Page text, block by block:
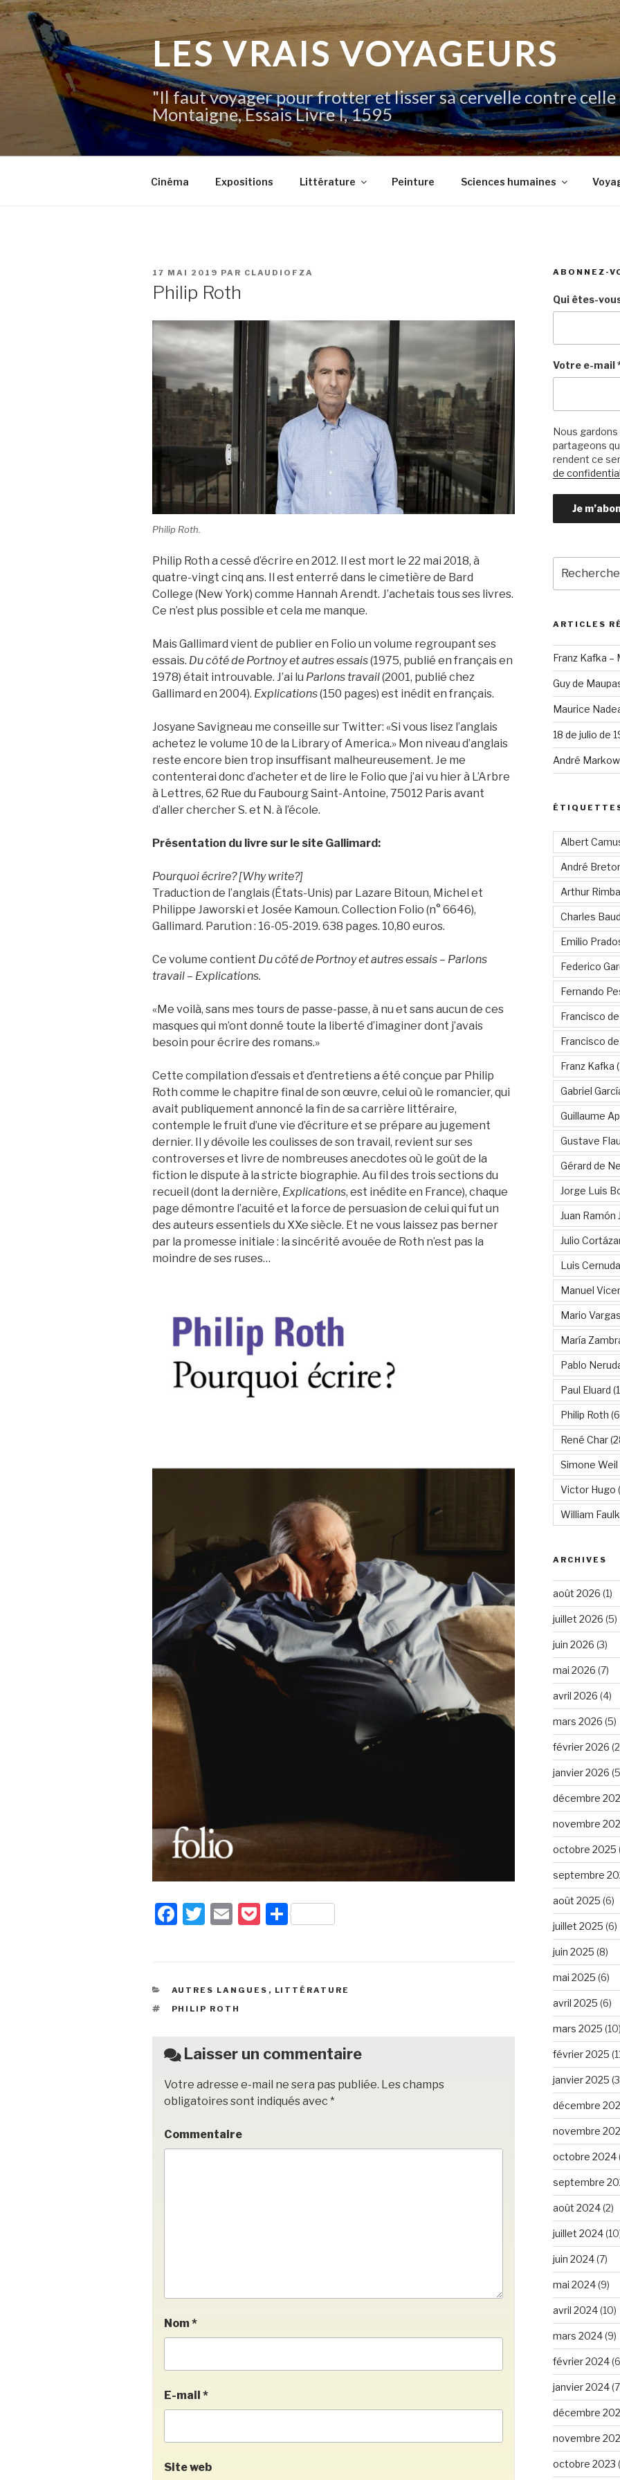
Aller
au
contenu
principal
LES VRAIS VOYAGEURS
"Il faut voyager pour frotter et lisser sa cervelle contre
Montaigne, Essais Livre I, 1595
Cinéma Expositions Littérature Peinture Sciences humaines
PUBLIÉ
17 MAI 2019 PAR CLAUDIOFZA
Philip Roth
Philip Roth.
Philip Roth a cessé d’écrire en 2012. Il est mort le 22 mai 2018, à
quatre-vingt cinq ans. Il est enterré dans le cimetière de Bard
College (New York) comme Hannah Arendt. J’achetais tous ses livres.
Ce n’est plus possible et cela me manque.
Mais Gallimard vient de publier en Folio un volume regroupant ses
essais. Du côté de Portnoy et autres essais(1975, publié en français en
1978) était introuvable. J’ai lu Parlons travail(2001, publié chez
Gallimard en 2004). Explications(150 pages) est inédit en français.
Josyane Savigneau me conseille sur Twitter: «Si vous lisez l’anglais
achetez le volume 10 de la Library of America.» Mon niveau d’anglais
reste encore bien trop insuffisant malheureusement. Je me
contenterai donc d’acheter et de lire le Folio que j’ai vu hier à L’Arbre
à Lettres, 62 Rue du Faubourg Saint-Antoine, 75012 Paris avant
d’aller chercher S. et N. à l’école.
Présentation du livre sur le site Gallimard:
Pourquoi écrire? [Why write?]
Traduction de l’anglais (États-Unis) par Lazare Bitoun, Michel et
Philippe Jaworski et Josée Kamoun. Collection Folio (n° 6646),
Gallimard. Parution : 16-05-2019. 638 pages. 10,80 euros.
Ce volume contient Du côté de Portnoy et autres essais – Parlons
travail – Explications.
«Me voilà, sans mes tours de passe-passe, à nu et sans aucun de ces
masques qui m’ont donné toute la liberté d’imaginer dont j’avais
besoin pour écrire des romans.»
Cette compilation d’essais et d’entretiens a été conçue par Philip
Roth comme le chapitre final de son œuvre, celui où le romancier, qui
avait publiquement annoncé la fin de sa carrière littéraire,
contemple le fruit d’une vie d’écriture et se prépare au jugement
dernier. Il y dévoile les coulisses de son travail, revient sur ses
controverses et livre de nombreuses anecdotes où le goût de la
fiction le dispute à la stricte biographie. Au fil des trois sections du
recueil (dont la dernière, Explications, est inédite en France), chaque
page démontre l’acuité et la force de persuasion de celui qui fut un
des auteurs essentiels du XXe siècle. Et ne vous laissez pas berner
par la promesse initiale : la sincérité avouée de Roth n’est pas la
moindre de ses ruses…
F
b
o
k
T
E
P
et
P
er
CATÉGORIES
AUTRES LANGUES , LITTÉRATURE
ÉTIQUETTES
PHILIP ROTH
Laisser un commentaire
Votre adresse e-mail ne sera pas publiée. Les champs
obligatoires sont indiqués avec *
Commentaire
Nom*
E-mail *
Site web
ABONNEZ-
Qui êtes-
Votre e-mail
Nous
partageons
rendent ce
de
pour
:
ARTICLES
Franz Kafka –
Guy de
Maurice
18 de julio de
André
Albert
André
Arthur
Charles
Emilio
Federico
Fernando
Francisco
Francisco
Franz Kafka
Gabriel
Guillaume
Gustave
Gérard de
Jorge Luis
Juan Ramón
Julio
Luis Cernuda
Manuel
Mario
María
Pablo
Paul Eluard
Philip Roth
René Char
Simone Weil
Victor Hugo
William
ARCHIVES
août 2026 (1)
juillet 2026 (5)
juin 2026 (3)
mai 2026 (7)
avril 2026 (4)
mars 2026 (5)
février 2026
janvier 2026
décembre
novembre
octobre 2025
septembre
août 2025 (6)
juillet 2025 (6)
juin 2025 (8)
mai 2025 (6)
avril 2025 (6)
mars 2025 (10)
février 2025
janvier 2025
décembre
novembre
octobre 2024
septembre
août 2024(2)
juillet 2024
juin 2024(7)
mai 2024(9)
avril 2024(10)
mars 2024(9)
février 2024
janvier 2024
décembre
novembre
octobre 2023